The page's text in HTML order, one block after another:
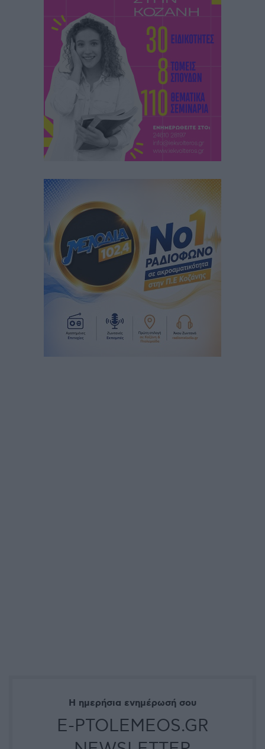
Η ημερήσια ενημέρωσή σου
E-PTOLEMEOS.GR